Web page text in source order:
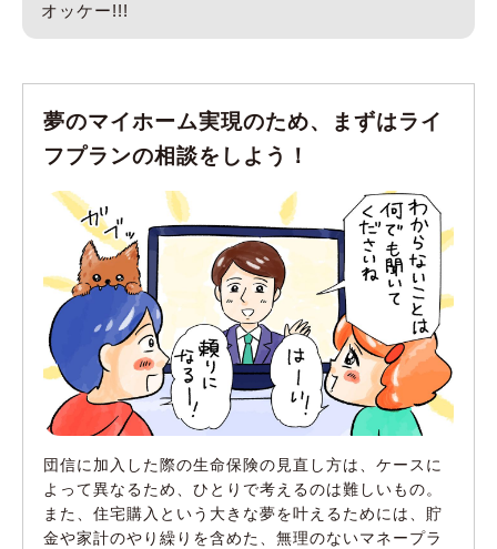
オッケー!!!
夢のマイホーム実現のため、まずはライ
フプランの相談をしよう！
団信に加入した際の生命保険の見直し方は、ケースに
よって異なるため、ひとりで考えるのは難しいもの。
また、住宅購入という大きな夢を叶えるためには、貯
金や家計のやり繰りを含めた、無理のないマネープラ